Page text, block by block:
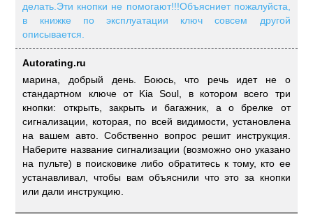
делать.Эти кнопки не помогают!!!Объясниет пожалуйста,
в книжке по эксплуатации ключ совсем другой
описывается.
Autorating.ru
марина, добрый день. Боюсь, что речь идет не о
стандартном ключе от Kia Soul, в котором всего три
кнопки: открыть, закрыть и багажник, а о брелке от
сигнализации, которая, по всей видимости, установлена
на вашем авто. Собственно вопрос решит инструкция.
Наберите название сигнализации (возможно оно указано
на пульте) в поисковике либо обратитесь к тому, кто ее
устанавливал, чтобы вам объяснили что это за кнопки
или дали инструкцию.